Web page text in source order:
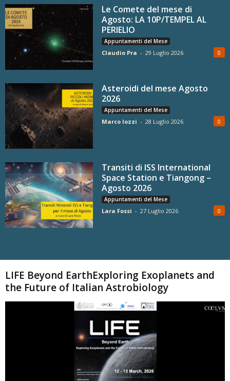
Le Comete del mese di
Agosto: LA 10P/TEMPEL AL
PERIELIO
Appuntamenti del Mese
Claudio Pra - 29 Luglio 2026 0
Asteroidi del mese Agosto
2026
Appuntamenti del Mese
Marco Iozzi - 28 Luglio 2026 0
Transiti di ISS International
Space Station e Tiangong –
Agosto 2026
Appuntamenti del Mese
Lara Fossi - 27 Luglio 2026 0
LIFE Beyond EarthExploring Exoplanets and
the Future of Italian Astrobiology